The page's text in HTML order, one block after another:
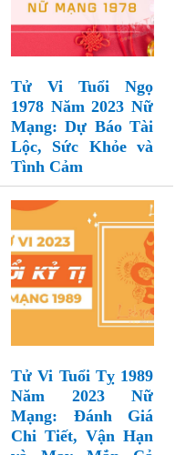
Tử Vi Tuổi Ngọ
1978 Năm 2023 Nữ
Mạng: Dự Báo Tài
Lộc, Sức Khỏe và
Tình Cảm
Tử Vi Tuổi Tỵ 1989
Năm 2023 Nữ
Mạng: Đánh Giá
Chi Tiết, Vận Hạn